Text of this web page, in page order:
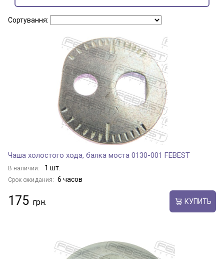
Показать все марки
Сортування:
Чаша холостого хода, балка моста 0130-001 FEBEST
В наличии: 1 шт.
Срок ожидания: 6 часов
175 КУПИТЬ